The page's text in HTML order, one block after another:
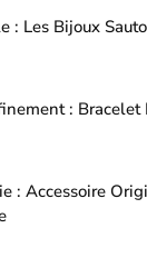
: Les Bijoux
: Bracelet
: Accessoire